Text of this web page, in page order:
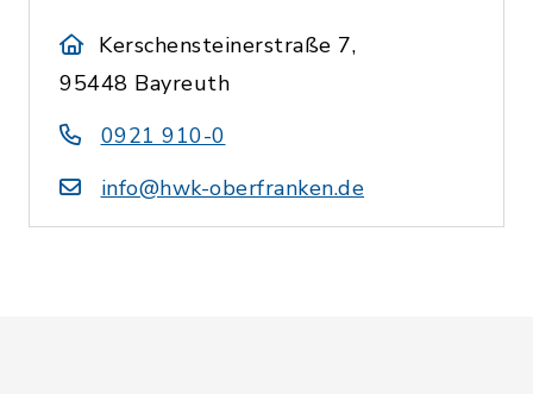
Kerschensteinerstraße 7,
95448 Bayreuth
0921 910-0
info@hwk-oberfranken.de